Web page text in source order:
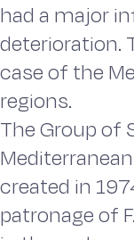
had a major
deterioration.
case of the
regions.
The Group of
created in
patronage of